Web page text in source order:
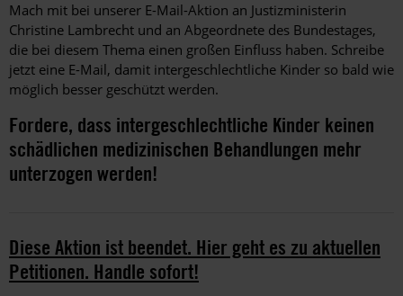
Mach mit bei unserer E-Mail-Aktion an Justizministerin
Christine Lambrecht und an Abgeordnete des Bundestages,
die bei diesem Thema einen großen Einfluss haben. Schreibe
jetzt eine E-Mail, damit intergeschlechtliche Kinder so bald wie
möglich besser geschützt werden.
Fordere, dass intergeschlechtliche Kinder keinen
schädlichen medizinischen Behandlungen mehr
unterzogen werden!
Diese Aktion ist beendet. Hier geht es zu aktuellen
Petitionen. Handle sofort!